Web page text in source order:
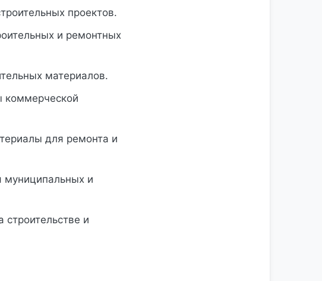
проектов.
и ремонтных
материалов.
коммерческой
для ремонта и
муниципальных и
и